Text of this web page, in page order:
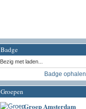
Badge
Bezig met laden...
Badge ophalen
Groepen
Groep Amsterdam